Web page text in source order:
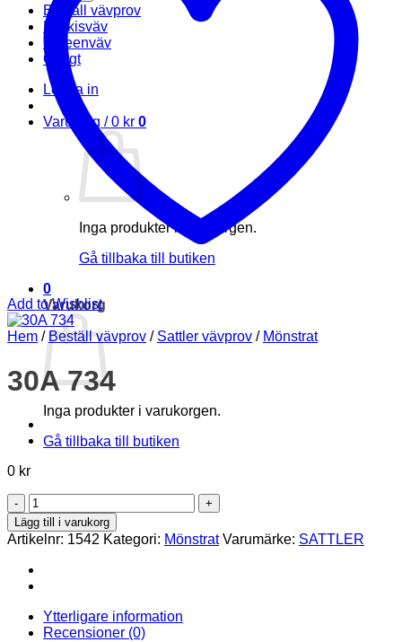
Beställ vävprov
Markisväv
Screenväv
Övrigt
Logga in
Varukorg /0 kr 0
Inga produkter i varukorgen.
Gå tillbaka till butiken
0
Varukorg
Inga produkter i varukorgen.
Gå tillbaka till butiken
Add to Wishlist
Hem / Beställ vävprov / Sattler vävprov / Mönstrat
30A 734
0 kr
30A
734
mängd
Lägg till i varukorg
Artikelnr: 1542 Kategori: Mönstrat Varumärke: SATTLER
Ytterligare information
Recensioner (0)